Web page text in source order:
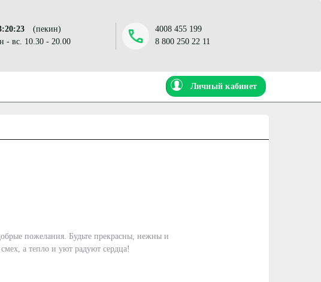
(пекин)
- вс. 10.30 - 20.00
4008 455 199
8 800 250 22 11
Личный кабинет
пожелания. Будьте прекрасны, нежны и
а тепло и уют радуют сердца!